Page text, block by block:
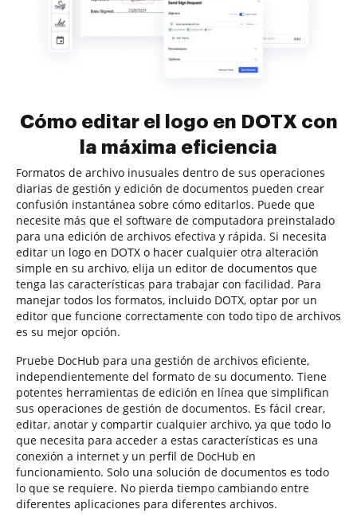
Cómo editar el logo en DOTX con
la máxima eficiencia
Formatos de archivo inusuales dentro de sus operaciones
diarias de gestión y edición de documentos pueden crear
confusión instantánea sobre cómo editarlos. Puede que
necesite más que el software de computadora preinstalado
para una edición de archivos efectiva y rápida. Si necesita
editar un logo en DOTX o hacer cualquier otra alteración
simple en su archivo, elija un editor de documentos que
tenga las características para trabajar con facilidad. Para
manejar todos los formatos, incluido DOTX, optar por un
editor que funcione correctamente con todo tipo de archivos
es su mejor opción.
Pruebe DocHub para una gestión de archivos eficiente,
independientemente del formato de su documento. Tiene
potentes herramientas de edición en línea que simplifican
sus operaciones de gestión de documentos. Es fácil crear,
editar, anotar y compartir cualquier archivo, ya que todo lo
que necesita para acceder a estas características es una
conexión a internet y un perfil de DocHub en
funcionamiento. Solo una solución de documentos es todo
lo que se requiere. No pierda tiempo cambiando entre
diferentes aplicaciones para diferentes archivos.